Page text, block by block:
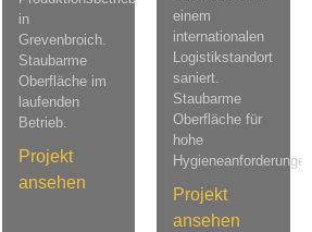
in
Grevenbroich.
Staubarme
Oberfläche im
laufenden
Betrieb.
Projekt
ansehen
einem
internationalen
Logistikstandort
saniert.
Staubarme
Oberfläche für
hohe
Projekt
ansehen